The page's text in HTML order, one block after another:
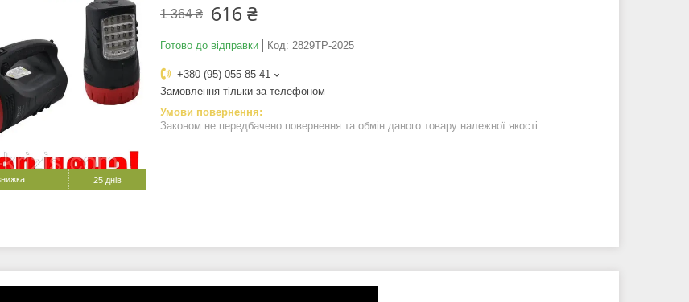
25 днів
1 364 ₴ 616 ₴
Готово до відправки Код: 2829TP-2025
+380 (95) 055-85-41
Замовлення тільки за телефоном
Законом не передбачено повернення та обмін даного товару належної якості